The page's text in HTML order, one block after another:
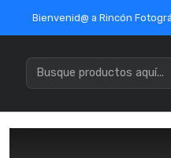
Bienvenid@ a Rincón
Almacenamiento Marcas